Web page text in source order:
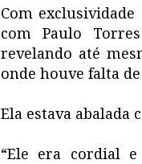
Com
com Paulo
revelando até
onde houve falta
Ela estava abalada
“Ele era cordial e